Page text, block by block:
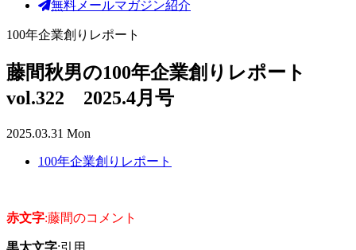
無料メールマガジン紹介
100年企業創りレポート
藤間秋男の100年企業創りレポート
vol.322 2025.4月号
2025.03.31 Mon
100年企業創りレポート
赤文字:藤間のコメント
黒太文字:引用